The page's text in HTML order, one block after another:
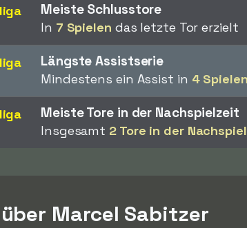
Meiste Schlusstore
In 7 Spielen das letzte Tor erzielt
Längste Assistserie
Mindestens ein Assist in 4
Meiste Tore in der Nachspielzeit
Insgesamt 2 Tore in der
Marcel Sabitzer